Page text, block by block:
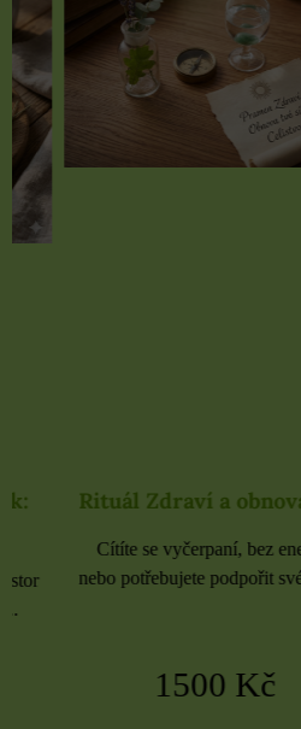
Rituál Zdraví a obnova síly
Cítíte se vyčerpaní, bez energie
nebo potřebujete podpořit své tělo...
1500 Kč